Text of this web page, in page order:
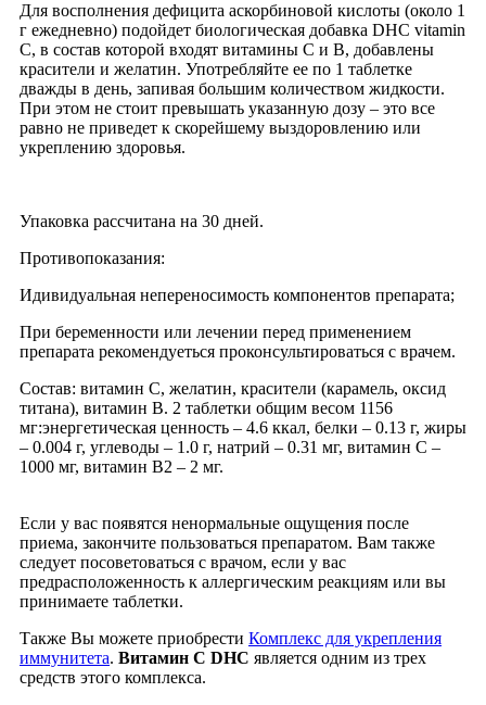
Для восполнения дефицита аскорбиновой кислоты (около 1
г ежедневно) подойдет биологическая добавка DHC vitamin
C, в состав которой входят витамины С и В, добавлены
красители и желатин. Употребляйте ее по 1 таблетке
дважды в день, запивая большим количеством жидкости.
При этом не стоит превышать указанную дозу – это все
равно не приведет к скорейшему выздоровлению или
укреплению здоровья.
Упаковка рассчитана на 30 дней.
Противопоказания:
Идивидуальная непереносимость компонентов препарата;
При беременности или лечении перед применением
препарата рекомендуеться проконсультироваться с врачем.
Состав: витамин C, желатин, красители (карамель, оксид
титана), витамин B. 2 таблетки общим весом 1156
мг:энергетическая ценность – 4.6 ккал, белки – 0.13 г, жиры
– 0.004 г, углеводы – 1.0 г, натрий – 0.31 мг, витамин C –
1000 мг, витамин B2 – 2 мг.
Если у вас появятся ненормальные ощущения после
приема, закончите пользоваться препаратом. Вам также
следует посоветоваться с врачом, если у вас
предрасположенность к аллергическим реакциям или вы
принимаете таблетки.
Также Вы можете приобрести Комплекс для укрепления
иммунитета. Витамин C DHC является одним из трех
средств этого комплекса.